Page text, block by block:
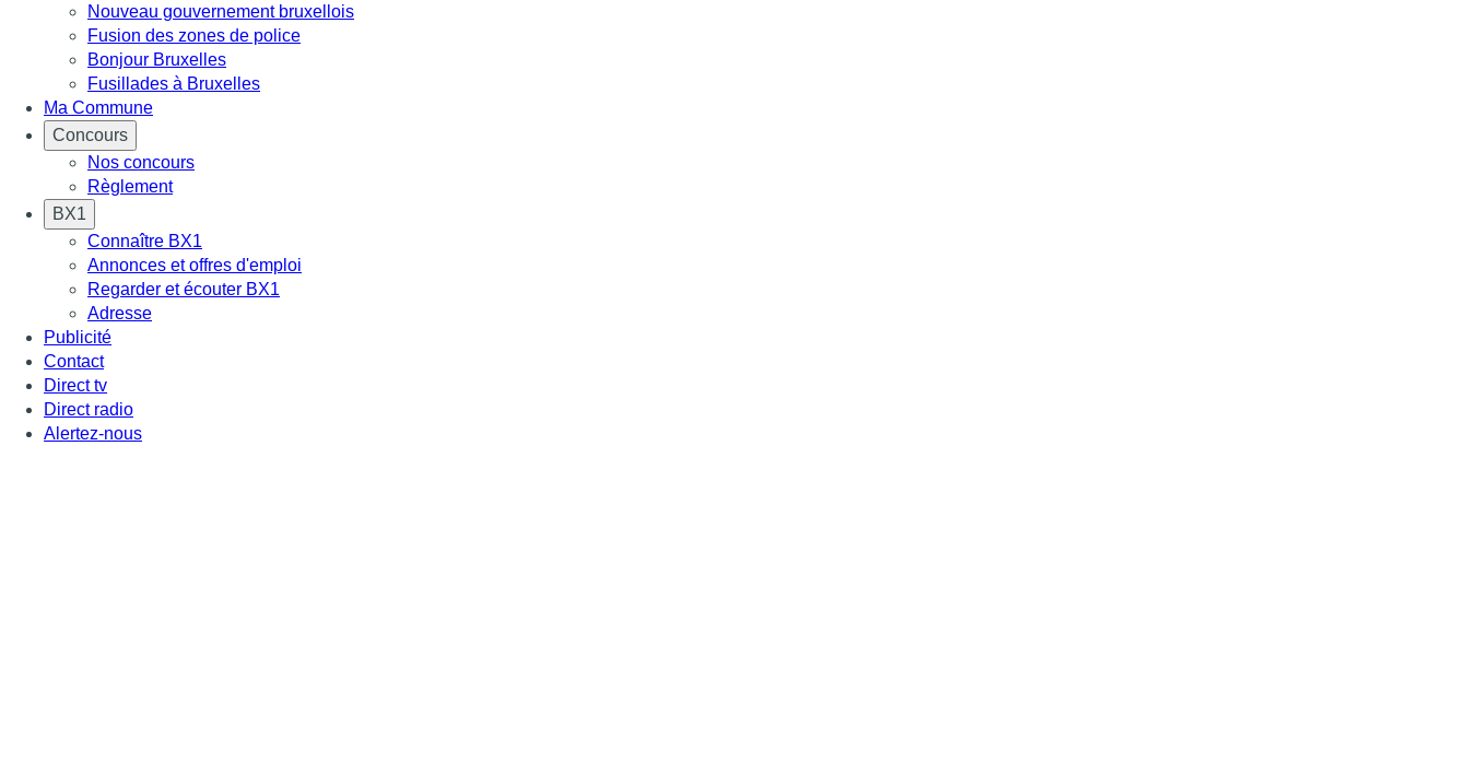
Nouveau gouvernement bruxellois
Fusion des zones de police
Bonjour Bruxelles
Fusillades à Bruxelles
Ma Commune
Concours
Nos concours
Règlement
BX1
Connaître BX1
Annonces et offres d'emploi
Regarder et écouter BX1
Adresse
Publicité
Contact
Direct tv
Direct radio
Alertez-nous